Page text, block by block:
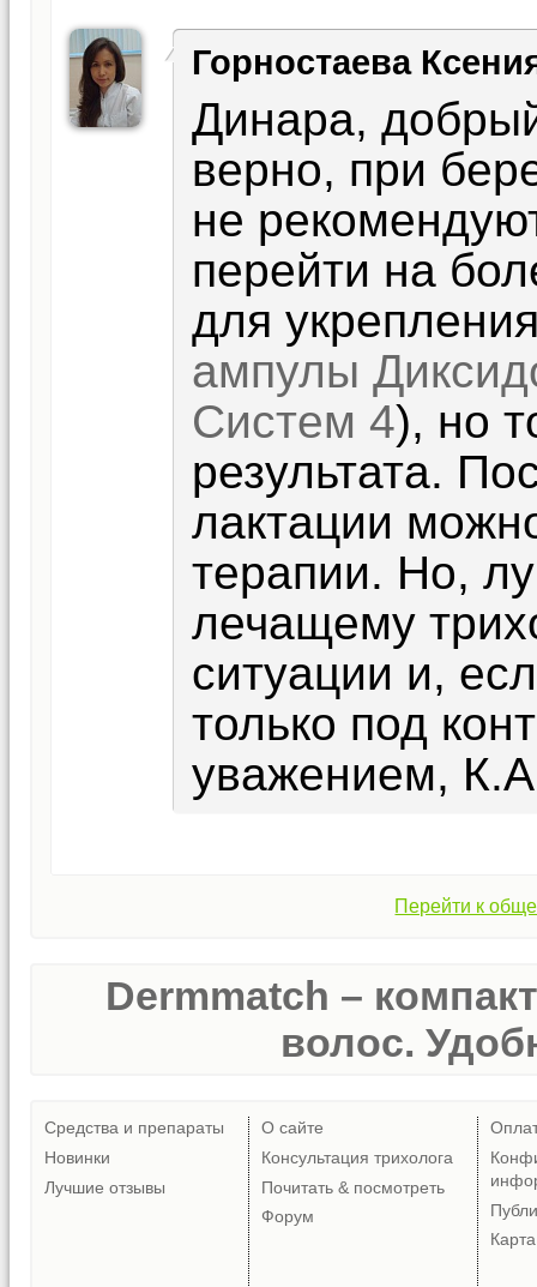
Горностаева
Динара,
верно, при
не
перейти на
для
ампулы
Систем 4), но
результата.
лактации
терапии. Но,
лечащему
ситуации и,
только под
уважением,
Перейти к
Dermmatch –
волос.
Средства и препараты
Новинки
Лучшие отзывы
О сайте
Консультация трихолога
Почитать & посмотреть
Форум